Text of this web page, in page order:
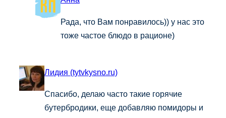
Рада, что Вам понравилось)) у нас это
тоже частое блюдо в рационе)
Лидия (tytvkysno.ru)
Спасибо, делаю часто такие горячие
бутербродики, еще добавляю помидоры и